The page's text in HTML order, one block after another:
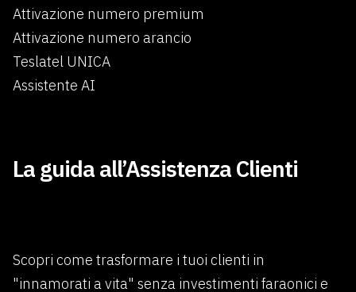
Attivazione numero premium
Attivazione numero arancio
Teslatel UNICA
Assistente AI
La guida all’Assistenza Clienti
Scopri come trasformare i tuoi clienti in
"innamorati a vita" senza investimenti faraonici e
Benvenuti in Teslatel.